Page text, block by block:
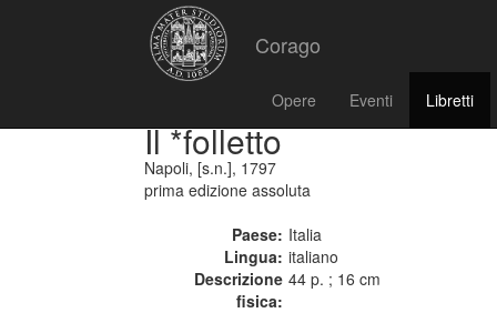
Corago
Opere Eventi Libretti
Il *folletto
Napoli, [s.n.], 1797
prima edizione assoluta
Paese: Italia
Lingua: italiano
Descrizione
fisica:
44 p. ; 16 cm